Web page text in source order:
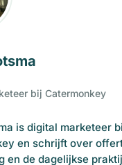
bij Catermonkey
is digital marketeer
en schrijft over
en de dagelijkse